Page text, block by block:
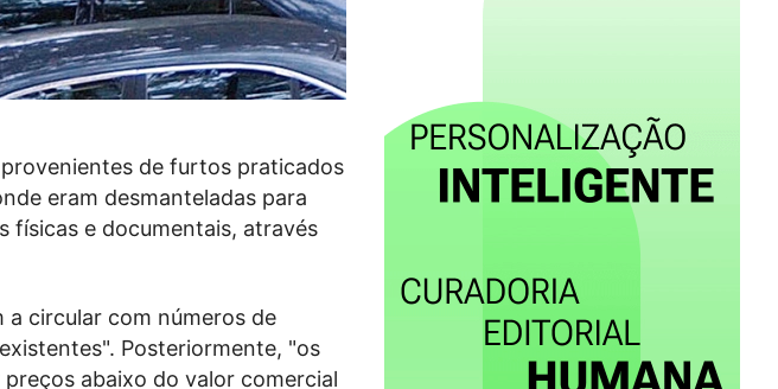
de furtos praticados
eram desmanteladas para
físicas e documentais, através
a circular com números de
Posteriormente, "os
abaixo do valor comercial